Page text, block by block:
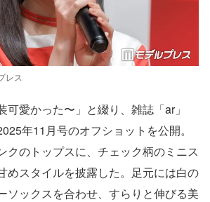
レス
可愛かった〜」と綴り、雑誌「ar」
年11月号のオフショットを公開。
クのトップスに、チェック柄のミニス
めスタイルを披露した。足元には白の
ソックスを合わせ、すらりと伸びる美